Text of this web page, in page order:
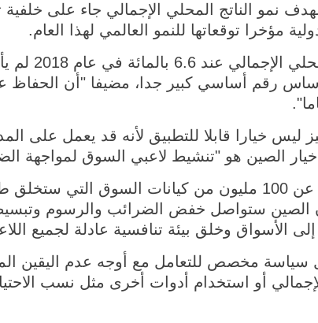
نمو الناتج المحلي الإجمالي جاء على خلفية
مؤخرا توقعاتها للنمو العالمي لهذا العام.
أساس رقم أساسي كبير جدا، مضيفا "أن الحفاظ
ليس خيارا قابلا للتطبيق لأنه قد يعمل على
الصين هو "تنشيط لاعبي السوق لمواجهة
وقال لي إن الصين لديها ما يزيد عن 100 مليون من كيانات
أن الصين ستواصل خفض الضرائب والرسوم
الأسواق وخلق بيئة تنافسية عادلة لجميع
مخصص للتعامل مع أوجه عدم اليقين
أو استخدام أدوات أخرى مثل نسب